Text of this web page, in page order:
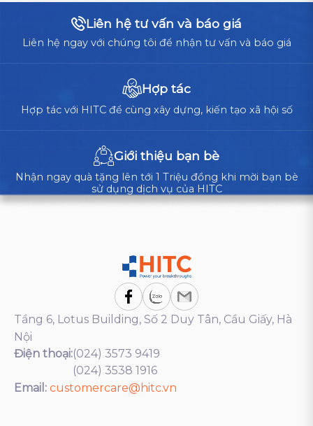
DOANH
NGHIỆP?
cốt
lõi,
doanh
nghiệp
nhắc
giữa
Liên hệ tư vấn và báo giá
Liên hệ ngay với chúng tôi để nhận tư vấn và báo giá
Hợp tác
Hợp tác với HITC để cùng xây dựng, kiến tạo xã hội số
Giới thiệu bạn bè
Nhận ngay quà tặng lên tới 1 Triệu đồng khi mời bạn bè
sử dụng dịch vụ của HITC
Tầng 6, Lotus Building, Số 2 Duy Tân, Cầu Giấy, Hà
Nội
Điện thoại:(024) 3573 9419
(024) 3538 1916
Email: customercare@hitc.vn